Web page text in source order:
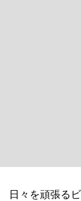
日々を頑張る